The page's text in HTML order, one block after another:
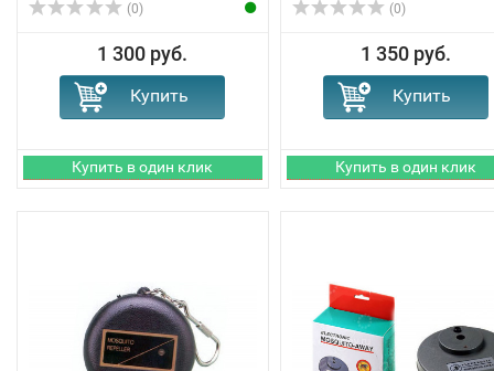
(0)
1 300 руб.
(0)
1 350 руб.